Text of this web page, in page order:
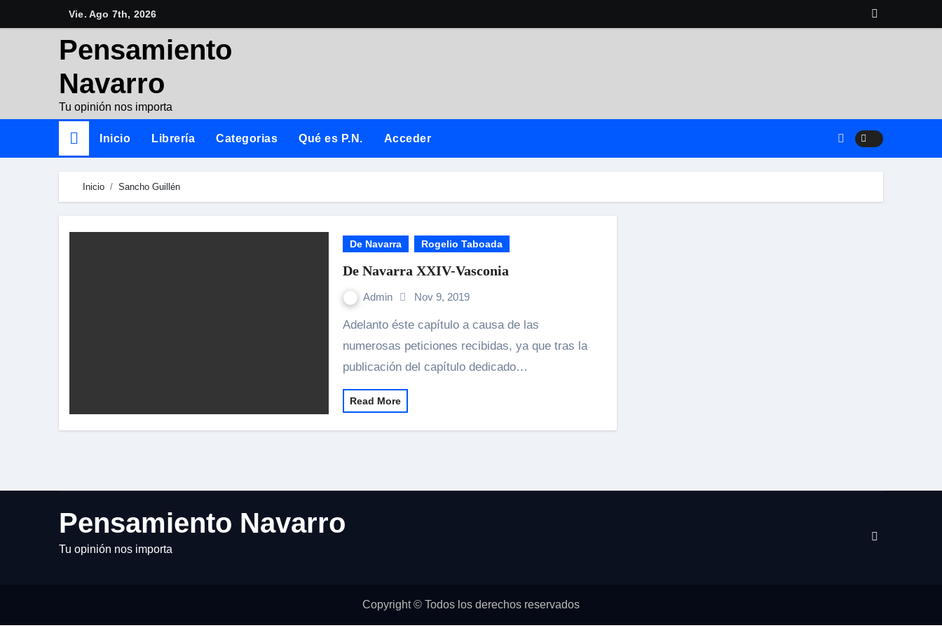
to
Vie. Ago 7th, 2026
Pensamiento
Navarro
Tu opinión nos importa
Inicio Librería Categorias Qué es P.N. Acceder
Inicio Sancho Guillén
De Navarra Rogelio Taboada
De Navarra XXIV-Vasconia
Admin Nov 9, 2019
Adelanto éste capítulo a causa de las
numerosas peticiones recibidas, ya que tras la
publicación del capítulo dedicado…
Read More
Pensamiento Navarro
Tu opinión nos importa
Copyright © Todos los derechos reservados